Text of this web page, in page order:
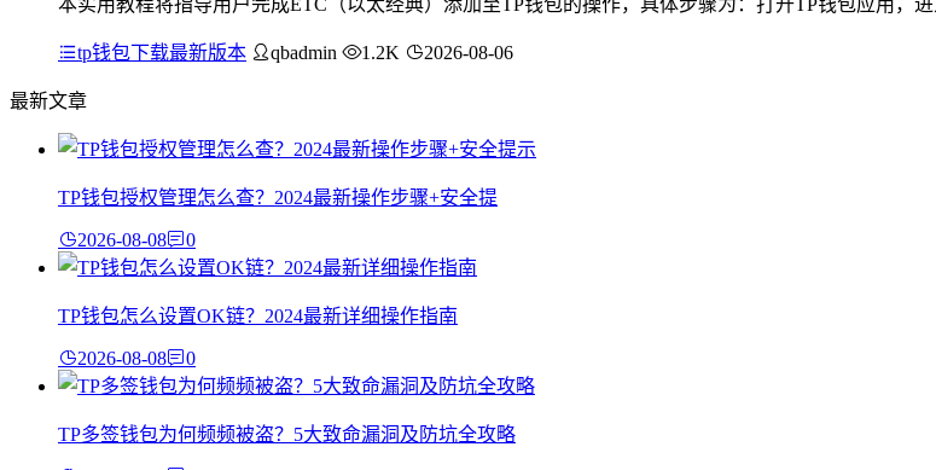
本实用教程将指导用户完成ETC（以太经典）添加至TP钱包的操作，具体步骤为：打开TP钱包应用，
tp钱包下载最新版本 qbadmin 1.2K 2026-08-06
最新文章
TP钱包授权管理怎么查？2024最新操作步骤+安全提
2026-08-08 0
TP钱包怎么设置OK链？2024最新详细操作指南
2026-08-08 0
TP多签钱包为何频频被盗？5大致命漏洞及防坑全攻略